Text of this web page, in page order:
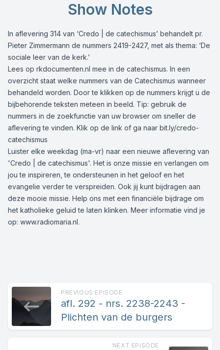
Show Notes
In aflevering 314 van ‘Credo | de catechismus’ behandelt pr.
Pieter Zimmermann de nummers 2419-2427, met als thema: ‘De
sociale leer van de kerk.’
Lees op rkdocumenten.nl mee in de catechismus. In een
overzicht staat welke nummers van de Catechismus wanneer
behandeld worden. Door te klikken op de nummers krijgt u de
bijbehorende teksten meteen in beeld. Tip: gebruik de
nummers in de zoekfunctie van uw browser om sneller de
aflevering te vinden. Klik op de link of ga naar bit.ly/credo-
catechismus
Luister elke weekdag (ma-vr) naar een nieuwe aflevering van
'Credo | de catechismus'. Het is onze missie en verlangen om
jou te inspireren, te ondersteunen in het geloof en het
evangelie verder te verspreiden. Ook jij kunt bijdragen aan
deze mooie missie. Help ons met een financiële bijdrage om
het katholieke geluid te laten klinken. Meer informatie vind je
op: www.radiomaria.nl.
PREVIOUS EPISODE
afl. 292 - nrs. 2238-2243 -
Plichten van de burgers
NEXT EPISODE